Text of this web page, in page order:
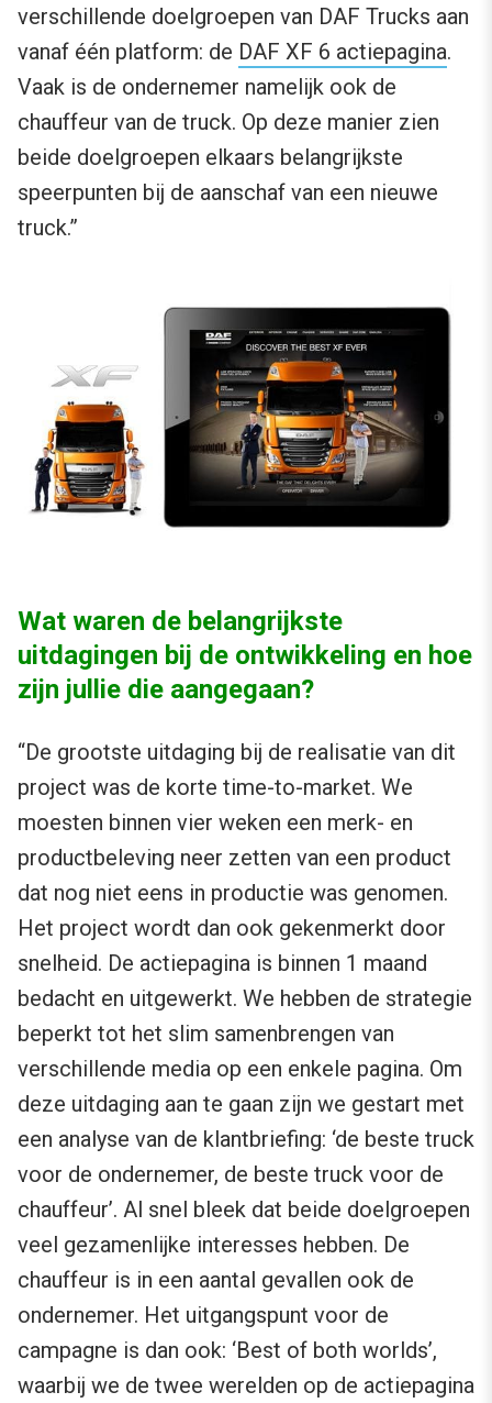
verschillende doelgroepen van DAF Trucks aan
vanaf één platform: de DAF XF 6 actiepagina.
Vaak is de ondernemer namelijk ook de
chauffeur van de truck. Op deze manier zien
beide doelgroepen elkaars belangrijkste
speerpunten bij de aanschaf van een nieuwe
truck.”
Wat waren de belangrijkste
uitdagingen bij de ontwikkeling en hoe
zijn jullie die aangegaan?
“De grootste uitdaging bij de realisatie van dit
project was de korte time-to-market. We
moesten binnen vier weken een merk- en
productbeleving neer zetten van een product
dat nog niet eens in productie was genomen.
Het project wordt dan ook gekenmerkt door
snelheid. De actiepagina is binnen 1 maand
bedacht en uitgewerkt. We hebben de strategie
beperkt tot het slim samenbrengen van
verschillende media op een enkele pagina. Om
deze uitdaging aan te gaan zijn we gestart met
een analyse van de klantbriefing: ‘de beste truck
voor de ondernemer, de beste truck voor de
chauffeur’. Al snel bleek dat beide doelgroepen
veel gezamenlijke interesses hebben. De
chauffeur is in een aantal gevallen ook de
ondernemer. Het uitgangspunt voor de
campagne is dan ook: ‘Best of both worlds’,
waarbij we de twee werelden op de actiepagina